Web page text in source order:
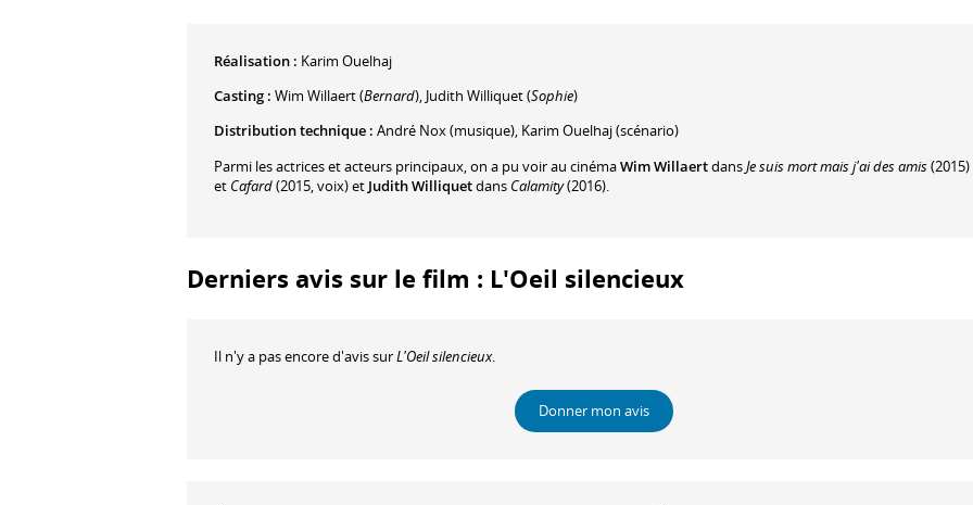
Réalisation : Karim Ouelhaj
Casting : Wim Willaert(Bernard), Judith Williquet(Sophie)
Distribution technique : André Nox(musique), Karim Ouelhaj(scénario)
Parmi les actrices et acteurs principaux, on a pu voir au cinémaWim WillaertdansJe suis mort mais j'ai des amis(2015)
et Cafard(2015, voix) et Judith Williquetdans Calamity(2016).
Derniers avis sur le film : L'Oeil silencieux
Il n'y a pas encore d'avis surL'Oeil silencieux.
Donner mon avis